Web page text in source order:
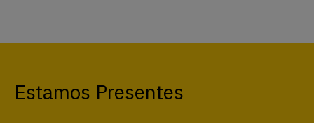
Estamos Presentes